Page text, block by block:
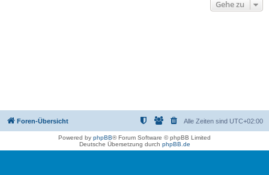
Gehe zu
Foren-Übersicht Alle Zeiten sind UTC+02:00
Powered by phpBB® Forum Software © phpBB Limited
Deutsche Übersetzung durch phpBB.de